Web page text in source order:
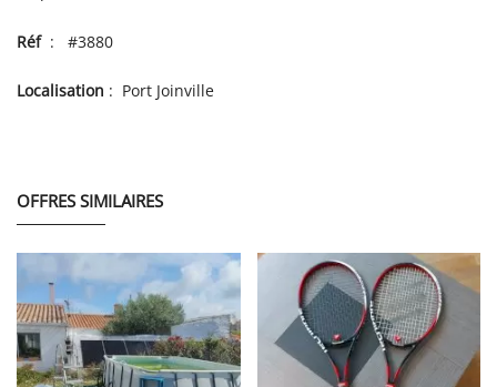
Réf: #3880
Localisation : Port Joinville
OFFRES SIMILAIRES